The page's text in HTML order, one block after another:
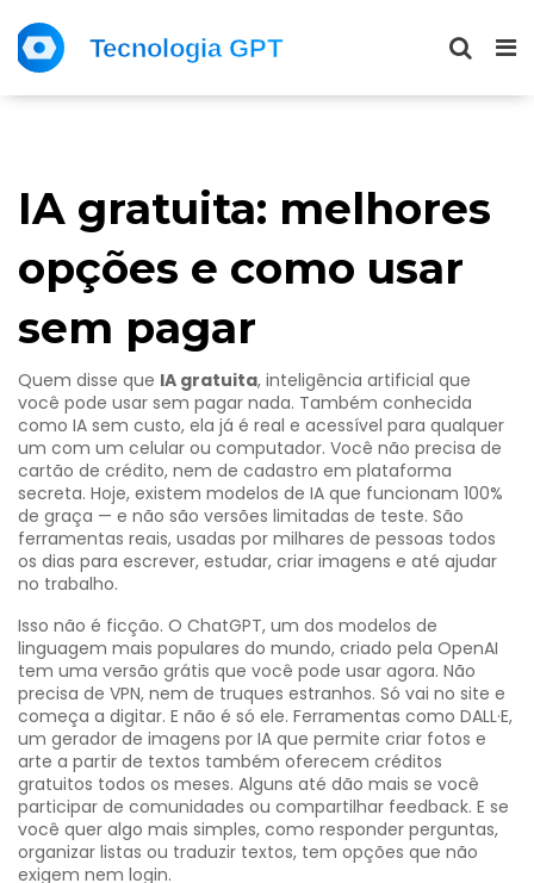
IA gratuita: melhores
opções e como usar
sem pagar
Quem disse que IA gratuita, inteligência artificial que
você pode usar sem pagar nada. Também conhecida
como IA sem custo, ela já é real e acessível para qualquer
um com um celular ou computador. Você não precisa de
cartão de crédito, nem de cadastro em plataforma
secreta. Hoje, existem modelos de IA que funcionam 100%
de graça — e não são versões limitadas de teste. São
ferramentas reais, usadas por milhares de pessoas todos
os dias para escrever, estudar, criar imagens e até ajudar
no trabalho.
Isso não é ficção. O ChatGPT, um dos modelos de
linguagem mais populares do mundo, criado pela OpenAI
tem uma versão grátis que você pode usar agora. Não
precisa de VPN, nem de truques estranhos. Só vai no site e
começa a digitar. E não é só ele. Ferramentas como DALL·E,
um gerador de imagens por IA que permite criar fotos e
arte a partir de textos também oferecem créditos
gratuitos todos os meses. Alguns até dão mais se você
participar de comunidades ou compartilhar feedback. E se
você quer algo mais simples, como responder perguntas,
organizar listas ou traduzir textos, tem opções que não
exigem nem login.